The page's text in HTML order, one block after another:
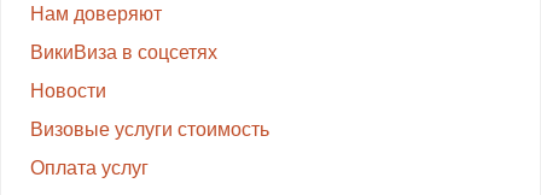
Нам доверяют
ВикиВиза в соцсетях
Новости
Визовые услуги стоимость
Оплата услуг